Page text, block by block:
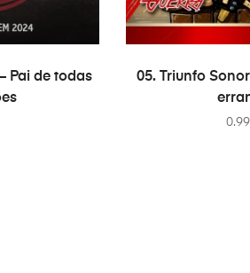
Pai de todas
ADD
05. Triunfo
0.99